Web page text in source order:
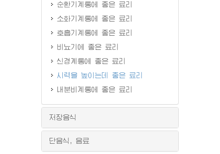
순환기계통에 좋은 료리
소화기계통에 좋은 료리
호흡기계통에 좋은 료리
비뇨기에 좋은 료리
신경계통에 좋은 료리
시력을 높이는데 좋은 료리
내분비계통에 좋은 료리
저장음식
단음식, 음료